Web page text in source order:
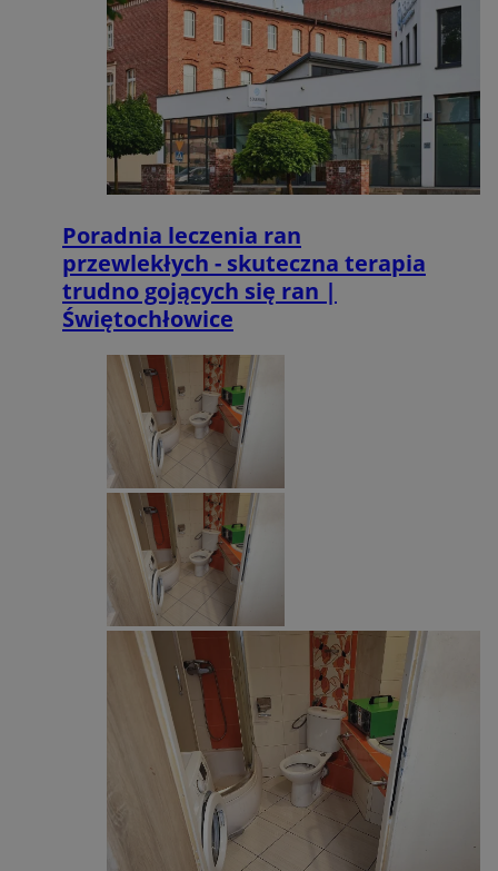
Poradnia leczenia ran
przewlekłych - skuteczna terapia
trudno gojących się ran |
Świętochłowice